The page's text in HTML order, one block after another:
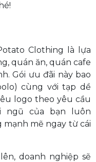
Clothing là lựa
quán ăn, quán cafe
Gói ưu đãi này bao
cùng với tạp dề
logo theo yêu cầu
ngũ của bạn luôn
mẽ ngay từ cái
doanh nghiệp sẽ